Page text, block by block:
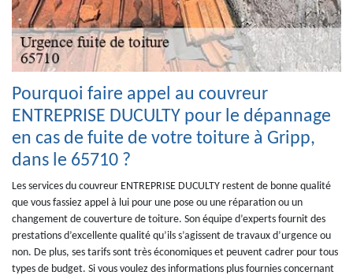
Pourquoi faire appel au couvreur
ENTREPRISE DUCULTY pour le dépannage
en cas de fuite de votre toiture à Gripp,
dans le 65710 ?
Les services du couvreur ENTREPRISE DUCULTY restent de bonne qualité
que vous fassiez appel à lui pour une pose ou une réparation ou un
changement de couverture de toiture. Son équipe d’experts fournit des
prestations d’excellente qualité qu’ils s’agissent de travaux d’urgence ou
non. De plus, ses tarifs sont très économiques et peuvent cadrer pour tous
types de budget. Si vous voulez des informations plus fournies concernant